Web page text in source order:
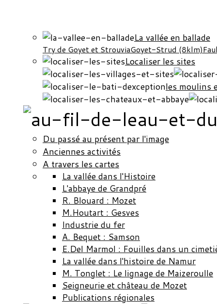
La vallée en ballade
Try de Goyet et StrouviaGoyet-Strud (8klm)
Localiser les sites
les moulins
Du passé au présent par l'image
Anciennes activités
A travers les cartes
La vallée dans l'Histoire
L'abbaye de Grandpré
R. Blouard : Mozet
M.Houtart : Gesves
Industrie du fer
A. Bequet : Samson
E.Del Marmol : Fouilles dans un
La vallée dans l'histoire de Namur
M. Tonglet : Le lignage de Maizeroulle
Seigneurie et château de Mozet
Publications régionales